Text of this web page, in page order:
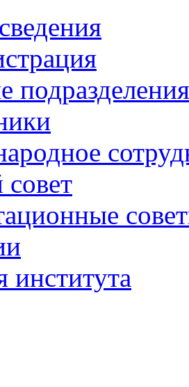
подразделения
института